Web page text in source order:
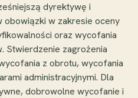
dyrektywę i
obowiązki w zakresie oceny
oraz wycofania
Stwierdzenie zagrożenia
z obrotu, wycofania
administracyjnymi. Dla
dobrowolne wycofanie i